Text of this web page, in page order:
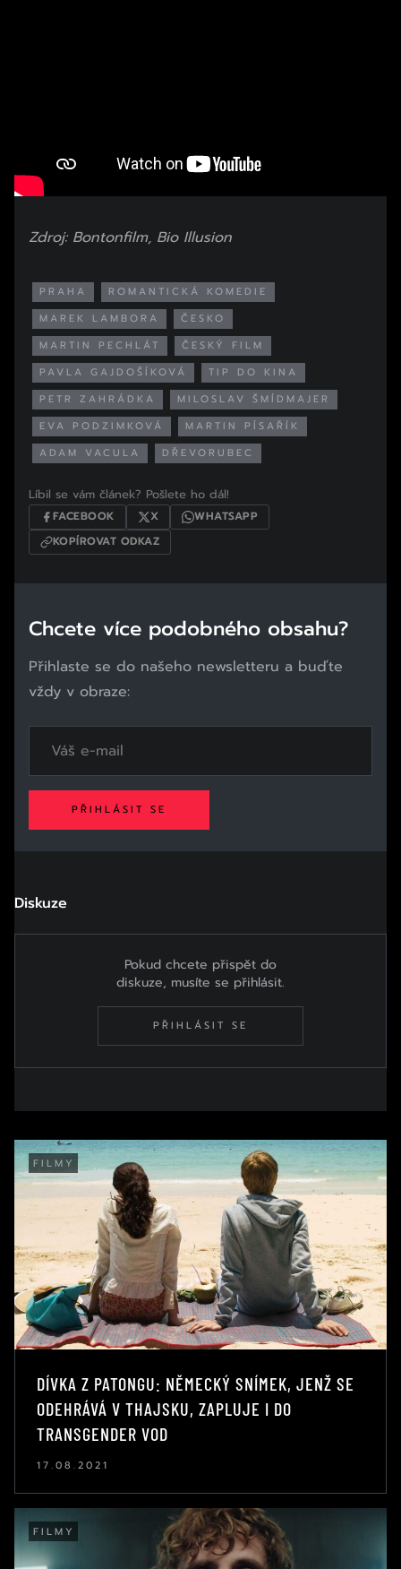
Zdroj: Bontonfilm, Bio Illusion
PRAHA
ROMANTICKÁ KOMEDIE
MAREK LAMBORA
ČESKO
MARTIN PECHLÁT
ČESKÝ FILM
PAVLA GAJDOŠÍKOVÁ
TIP DO KINA
PETR ZAHRÁDKA
MILOSLAV ŠMÍDMAJER
EVA PODZIMKOVÁ
MARTIN PÍSAŘÍK
ADAM VACULA
DŘEVORUBEC
Líbil se vám článek? Pošlete ho dál!
FACEBOOK X
WHATSAPP
KOPÍROVAT ODKAZ
Chcete více podobného obsahu?
Přihlaste se do našeho newsletteru a buďte
vždy v obraze:
PŘIHLÁSIT SE
Diskuze
Pokud chcete přispět do
diskuze, musíte se přihlásit.
PŘIHLÁSIT SE
FILMY
DÍVKA Z PATONGU: NĚMECKÝ SNÍMEK, JENŽ SE
ODEHRÁVÁ V THAJSKU, ZAPLUJE I DO
TRANSGENDER VOD
17.08.2021
FILMY